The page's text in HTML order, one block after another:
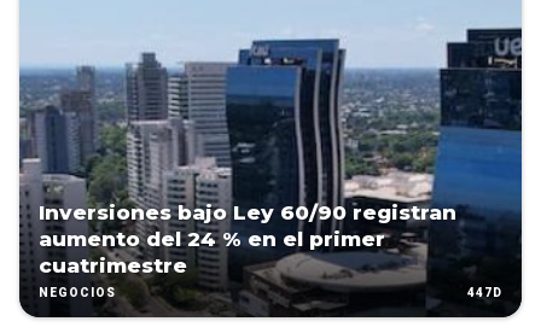
Inversiones bajo Ley 60/90 registran
aumento del 24 % en el primer
cuatrimestre
NEGOCIOS 447D